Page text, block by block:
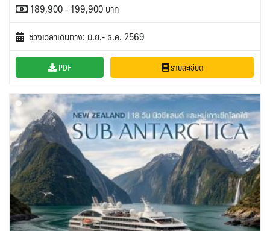
189,900 - 199,900 บาท
ช่วงเวลาเดินทาง: มิ.ย.- ธ.ค. 2569
PDF รายละเอียด